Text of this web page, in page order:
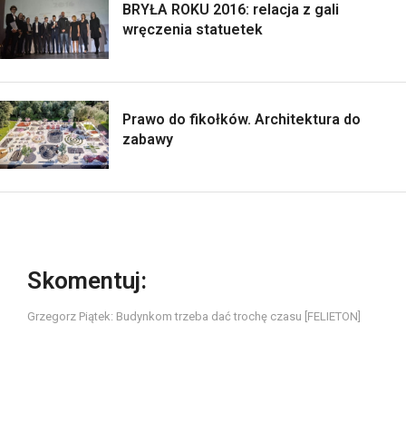
BRYŁA ROKU 2016: relacja z gali
wręczenia statuetek
Prawo do fikołków. Architektura do
zabawy
Skomentuj:
Grzegorz Piątek: Budynkom trzeba dać trochę czasu [FELIETON]